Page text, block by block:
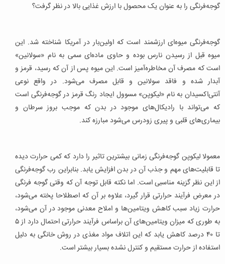
گوجه‌فرنگی را به عنوان یک محصول با ارزش غذایی بالا در نظر گرفت؟
گوجه‌فرنگی میوه‌ای ارزشمند است که اولین‌بار در آمریکا شناخته شد. این
میوه قبل از رسیدن نارس بوده و حاوی ماده‌ای سمی به نام «سولانین»
است که مصرف آن مخاطره‌آمیز است. این میوه پس از آن که رسید، قرمز و
آبدار شده و فاقد سولانین و قابل مصرف می‌شود. در واقع نوعی
آنتی‌اکسیدان به نام «لیکوپن» مسوول ایجاد رنگ قرمز در گوجه‌فرنگی است
که می‌‌تواند با رادیکال‌های موجود در بدن که موجب بروز سرطان و
بیماری‌های قلبی و پیری زودرس می‌شود مبارزه کند.
معمولا لیکوپن گوجه‌فرنگی زمانی بیشترین تاثیر را دارد که کمی حرارت دیده
تا قابلیت‌های مهم و جذب آن در بدن افزایش یابد. بنابراین رب‌ گوجه‌فرنگی
از این نظر گزینه مناسبی است. اما نکته قابل توجه آن که وقتی گوجه فرنگی
در معرض فرآیند حرارتی قرار گیرد، علاوه بر آن که اصطلاحا پخته می‌شود،
حرارت زیاد سبب کاهش ویتامین‌ها و املاح معدنی موجود در آن می‌شود،
به طوری که میزان ویتامین‌های آن براساس فرآیند حرارتی احتمال دارد از ۵
تا ۴۰ درصد کاهش یابد که این اتلاف مواد مغذی در روش خانگی به دلیل
استفاده از حرارت مستقیم و کنترل نشده بسیار بیشتر است.